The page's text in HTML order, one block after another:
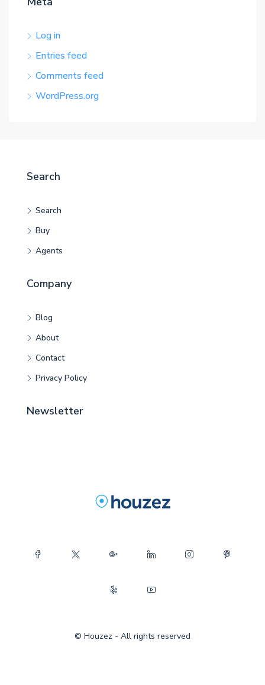
Log in
Entries feed
Comments feed
WordPress.org
Search
Search
Buy
Agents
Company
Blog
About
Contact
Privacy Policy
Newsletter
© Houzez - All rights reserved